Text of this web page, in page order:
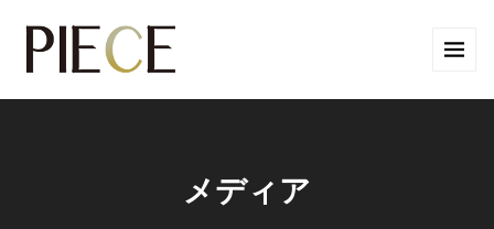
メディア